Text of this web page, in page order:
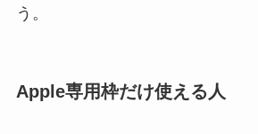
う。
Apple専用枠だけ使える人